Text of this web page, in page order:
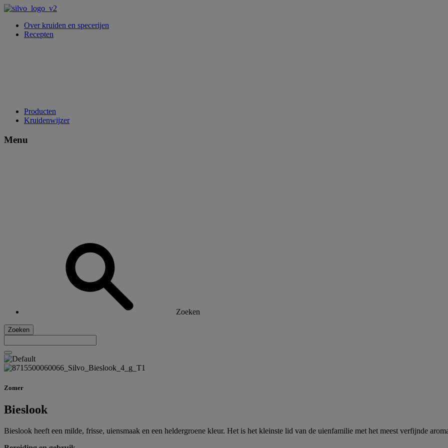
Over kruiden en specerijen
Recepten
Producten
Kruidenwijzer
Menu
Zoeken
Zoeken
Zomer
Bieslook
Bieslook heeft een milde, frisse, uiensmaak en een heldergroene kleur. Het is het kleinste lid van de uienfamilie met het meest verfijnde